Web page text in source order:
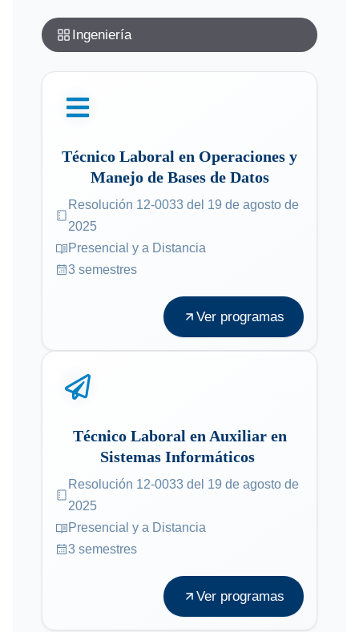
Ingeniería
Técnico Laboral en Operaciones y
Manejo de Bases de Datos
Resolución 12-0033 del 19 de agosto de
2025
Presencial y a Distancia
3 semestres
Ver programas
Técnico Laboral en Auxiliar en
Sistemas Informáticos
Resolución 12-0033 del 19 de agosto de
2025
Presencial y a Distancia
3 semestres
Ver programas